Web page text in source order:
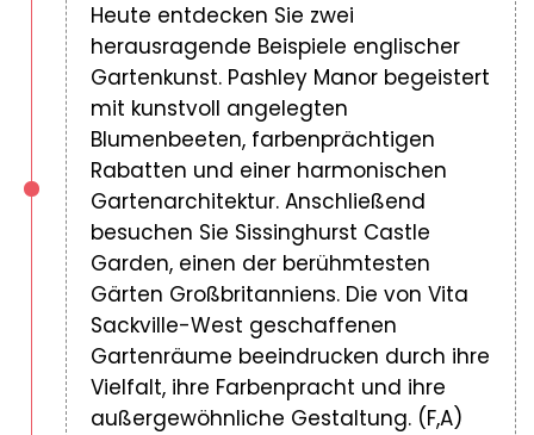
Heute entdecken Sie zwei
herausragende Beispiele englischer
Gartenkunst. Pashley Manor begeistert
mit kunstvoll angelegten
Blumenbeeten, farbenprächtigen
Rabatten und einer harmonischen
Gartenarchitektur. Anschließend
besuchen Sie Sissinghurst Castle
Garden, einen der berühmtesten
Gärten Großbritanniens. Die von Vita
Sackville-West geschaffenen
Gartenräume beeindrucken durch ihre
Vielfalt, ihre Farbenpracht und ihre
außergewöhnliche Gestaltung. (F,A)